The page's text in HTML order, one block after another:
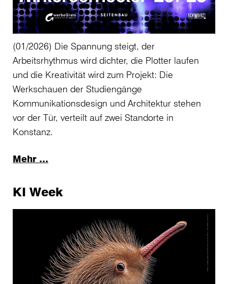
(01/2026) Die Spannung steigt, der
Arbeitsrhythmus wird dichter, die Plotter laufen
und die Kreativität wird zum Projekt: Die
Werkschauen der Studiengänge
Kommunikationsdesign und Architektur stehen
vor der Tür, verteilt auf zwei Standorte in
Konstanz.
Mehr …
KI Week